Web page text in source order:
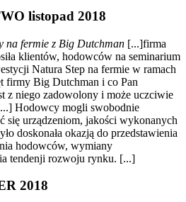
listopad 2018
na fermie z Big Dutchman [...]firma
klientów, hodowców na seminarium
Natura Step na fermie w ramach
firmy Big Dutchman i co Pan
z niego zadowolony i może uczciwie
Hodowcy mogli swobodnie
się urządzeniom, jakości wykonanych
doskonała okazją do przedstawienia
hodowców, wymiany
tendenji rozwoju rynku. [...]
2018